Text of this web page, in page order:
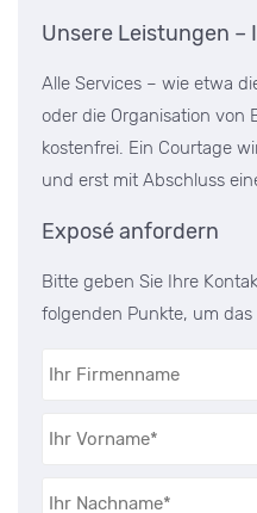
Unsere Leistungen –
Alle Services – wie etwa
oder die Organisation von
kostenfrei. Ein Courtage
und erst mit Abschluss
Exposé anfordern
Bitte geben Sie Ihre
folgenden Punkte, um das